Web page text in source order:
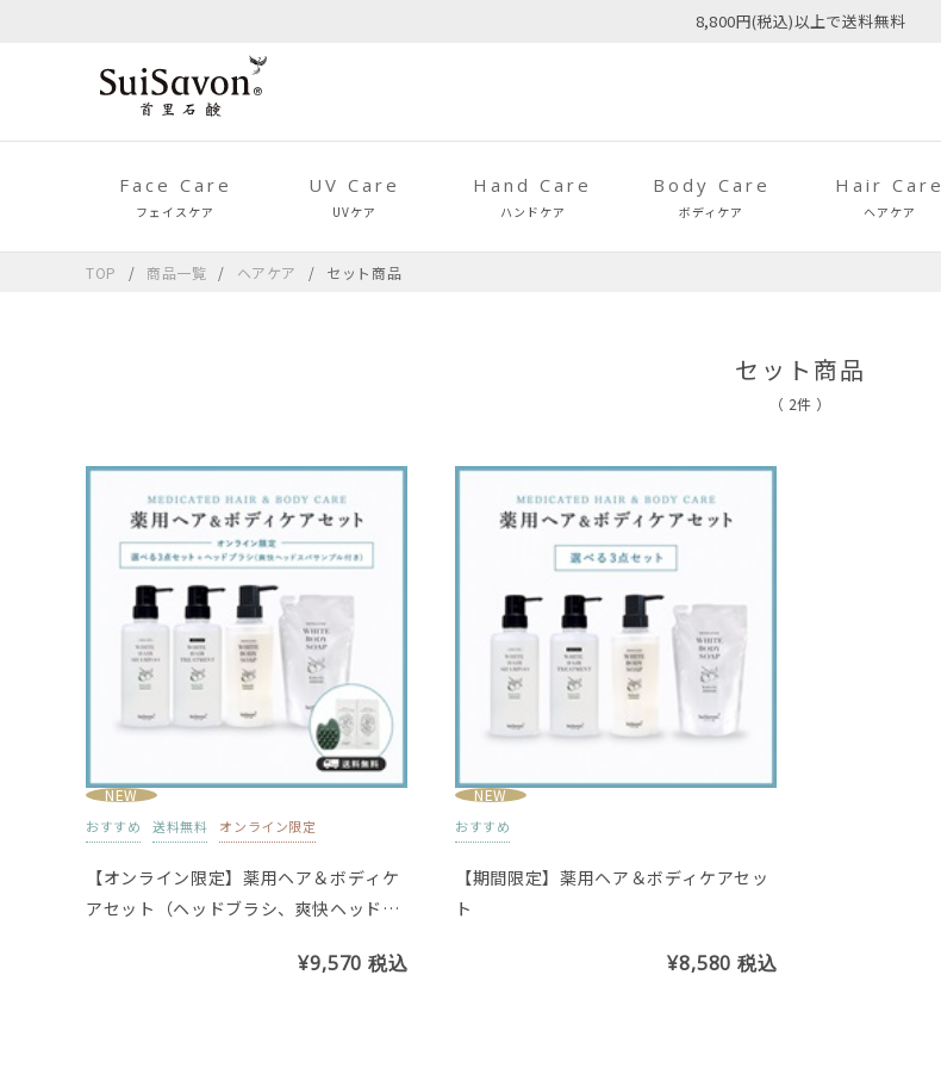
8,800円(税込)以上で送料無料
Face Care
フェイスケア
UV Care
UVケア
Hand Care
ハンドケア
Body Care
ボディケア
Hair Care
ヘアケア
TOP 商品一覧 ヘアケア セット商品
セット商品
（ 2件 ）
NEW
おすすめ 送料無料 オンライン限定
【オンライン限定】薬用ヘア＆ボディケ
アセット（ヘッドブラシ、爽快ヘッドス
¥9,570税込
NEW
おすすめ
【期間限定】薬用ヘア＆ボディケアセッ
ト
¥8,580税込